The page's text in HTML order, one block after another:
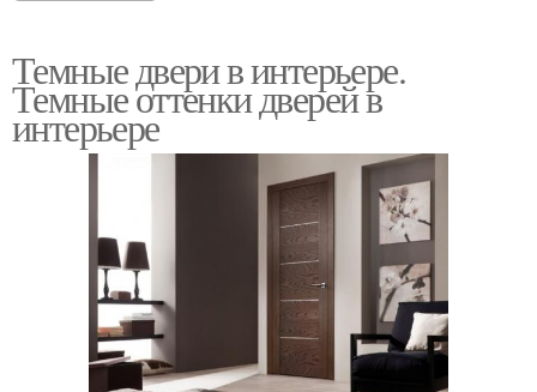
Темные двери в интерьере.
Темные оттенки дверей в
интерьере